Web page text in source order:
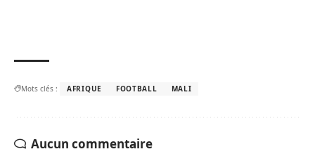
Mots clés : AFRIQUE FOOTBALL MALI
Aucun commentaire